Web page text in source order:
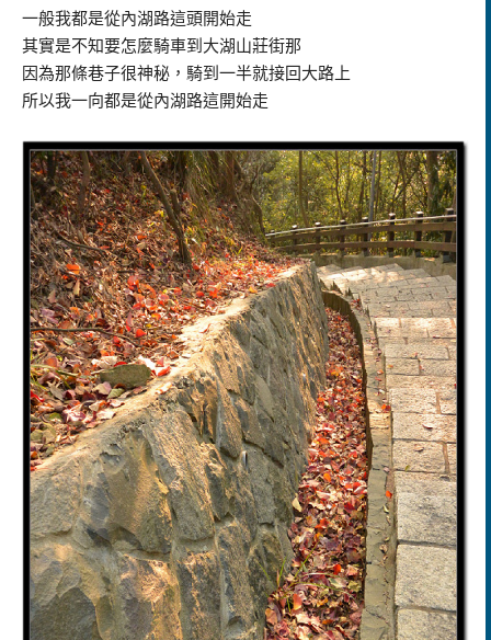
一般我都是從內湖路這頭開始走
其實是不知要怎麼騎車到大湖山莊街那
因為那條巷子很神秘，騎到一半就接回大路上
所以我一向都是從內湖路這開始走